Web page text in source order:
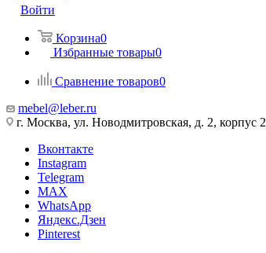
Войти
Корзина0
Избранные товары0
Сравнение товаров0
mebel@leber.ru
г. Москва, ул. Новодмитровская, д. 2, корпус 2
Вконтакте
Instagram
Telegram
MAX
WhatsApp
Яндекс.Дзен
Pinterest